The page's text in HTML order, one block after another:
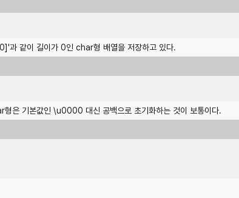
같이 길이가 0인 char형 배열을 저장하고 있다.
은 기본값인 \u0000 대신 공백으로 초기화하는 것이 보통이다.